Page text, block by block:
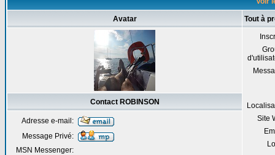
Avatar Tout à
Site
Contact ROBINSON
Adresse e-mail:
Message Privé:
MSN Messenger: